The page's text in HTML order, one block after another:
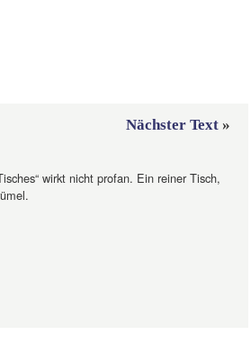
Nächster Text »
wirkt nicht profan. Ein reiner Tisch,